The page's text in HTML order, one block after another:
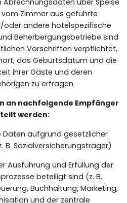
Abrechnungsdaten über Speise
Zimmer aus geführte
andere hotelspezifische
Beherbergungsbetriebe sind
Vorschriften verpflichtet,
das Geburtsdatum und die
ihrer Gäste und deren
zu erfragen.
an nachfolgende Empfänger
werden:
Daten aufgrund gesetzlicher
B. Sozialversicherungsträger)
Ausführung und Erfüllung der
beteiligt sind (z. B.
Buchhaltung, Marketing,
und der zentrale